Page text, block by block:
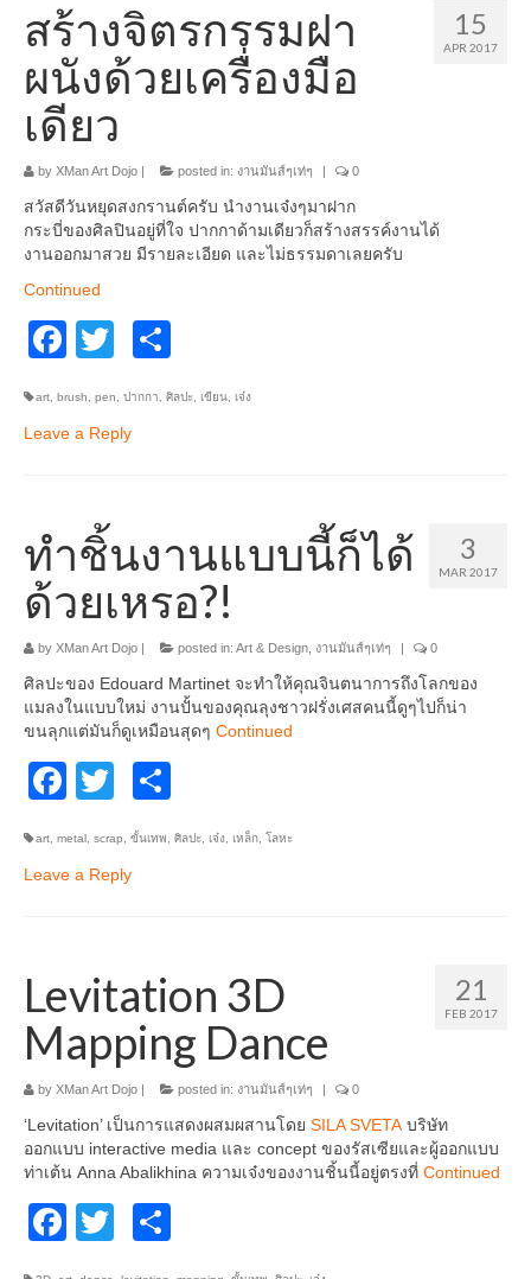
15
APR 2017
สร้างจิตรกรรมฝา
ผนังด้วยเครื่องมือ
เดียว
by XMan Art Dojo | posted in: งานมันส์ๆเท่ๆ | 0
สวัสดีวันหยุดสงกรานต์ครับ นำงานเจ๋งๆมาฝาก
กระบี่ของศิลปินอยู่ที่ใจ ปากกาด้ามเดียวก็สร้างสรรค์งานได้
งานออกมาสวย มีรายละเอียด และไม่ธรรมดาเลยครับ
Continued
Facebook
Twitter
art brush pen ปากกา ศิลปะ เขียน เจ๋ง
Leave a Reply
3
MAR 2017
ทำชิ้นงานแบบนี้ก็ได้
ด้วยเหรอ?!
by XMan Art Dojo | posted in: Art & Design งานมันส์ๆเท่ๆ | 0
ศิลปะของ Edouard Martinet จะทำให้คุณจินตนาการถึงโลกของ
แมลงในแบบใหม่ งานปั้นของคุณลุงชาวฝรั่งเศสคนนี้ดูๆไปก็น่า
ขนลุกแต่มันก็ดูเหมือนสุดๆ Continued
Facebook
Twitter
art metal scrap ขั้นเทพ ศิลปะ เจ๋ง เหล็ก โลหะ
Leave a Reply
21
FEB 2017
Levitation 3D
Mapping Dance
by XMan Art Dojo | posted in: งานมันส์ๆเท่ๆ | 0
‘Levitation’ เป็นการแสดงผสมผสานโดย SILA SVETA บริษัท
ออกแบบ interactive media และ concept ของรัสเซียและผู้ออกแบบ
ท่าเต้น Anna Abalikhina ความเจ๋งของงานชิ้นนี้อยู่ตรงที่ Continued
Facebook
Twitter